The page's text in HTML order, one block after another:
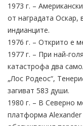
1973 г. –
от наградата Оскар,
индианците.
1976 г. – Открито е
1977 г. – При най-
катастрофа два
„Лос Родеос“,
загиват 583 души.
1980 г. – В Северно
платформа Alexander